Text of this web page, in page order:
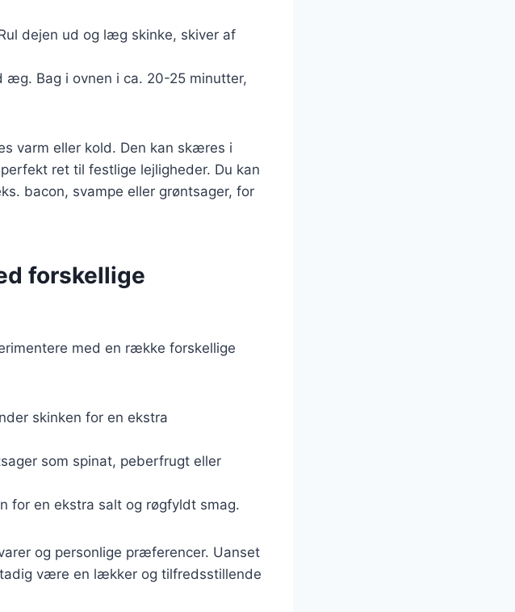
dejen ud og læg skinke, skiver af
æg. Bag i ovnen i ca. 20-25 minutter,
varm eller kold. Den kan skæres i
ret til festlige lejligheder. Du kan
bacon, svampe eller grøntsager, for
forskellige
med en række forskellige
skinken for en ekstra
som spinat, peberfrugt eller
for en ekstra salt og røgfyldt smag.
og personlige præferencer. Uanset
være en lækker og tilfredsstillende